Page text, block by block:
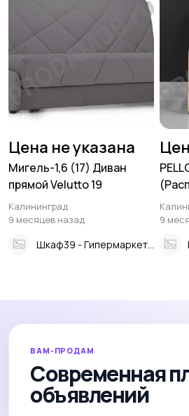
Цена не указана
Мигель-1,6 (17) Диван
прямой Velutto 19
Калининград
9 месяцев назад
9
ВАМ-ПРОДАМ
Современная
объявлений